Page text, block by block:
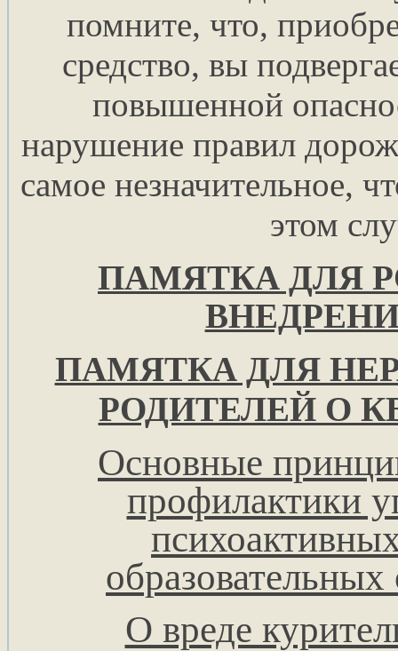
помните, что,
средство, вы
повышенной
нарушение правил
самое незначительное,
этом
ПАМЯТКА ДЛЯ
ПАМЯТКА ДЛЯ
РОДИТЕЛЕЙ О
Основные
профилактики
О вреде